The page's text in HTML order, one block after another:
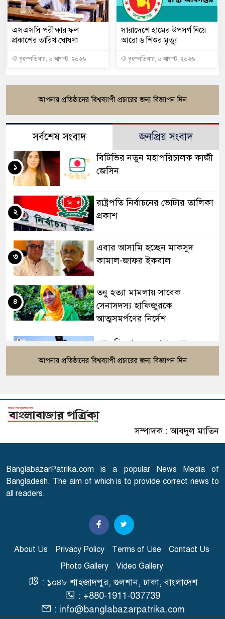
এসএসসি পরীক্ষার ফল
প্রকাশের তারিখ ঘোষণা
বৃহস্পতিবার, ৬ আগস্ট, ২০২৬
সারাদেশে হামের উপসর্গ নিয়ে
আরো ৬ শিশুর মৃত্যু
বৃহস্পতিবার, ৬ আগস্ট, ২০২৬
সর্বশেষ সংবাদ জনপ্রিয় সংবাদ
বিটিভির নতুন মহাপরিচালক কাজী
জেসিন
১
রাষ্ট্রপতি নির্বাচনের ভোটার তালিকা
প্রকাশ
২
এবার আসামি হচ্ছেন মাকসুদ
কামাল-জাফর ইকবাল
৩
তনু হত্যা মামলায় সাবেক
সেনাসদস্য হাফিজুরকে
আত্মসমর্পণের নির্দেশ
৪
র‍্যাব বিলুপ্ত করে আনা হচ্ছে নতুন
বাহিনী, খসড়া আইন প্রকাশ
সৌদির নতুন নিয়ম
৬
এসএসসি পরীক্ষার ফল প্রকাশের
তারিখ ঘোষণা
৭
সারাদেশে হামের উপসর্গ নিয়ে
৮
স্বাভাবিক হচ্ছে গ্যাস সরবরাহ
'২০ অগাস্ট রাষ্ট্রপতি নির্বাচন'
সম্পাদক : আবদুল মাতিন
BanglabazarPatrika.com is a popular News Media of
Bangladesh. The aim of which is to provide correct news to
all readers.
About Us Privacy Policy Terms of Use
Contact Us
Photo Gallery
Video Gallery
: ১০৪৮ শাহজাদপুর, গুলশান, ঢাকা, বাংলাদেশ
: +880-1911-037739
: info@banglabazarpatrika.com